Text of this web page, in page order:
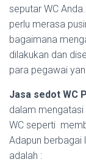
seputar WC
perlu merasa
bagaimana
dilakukan dan
para pegawai
Jasa sedot WC
dalam
WC seperti
Adapun berbagai
adalah :